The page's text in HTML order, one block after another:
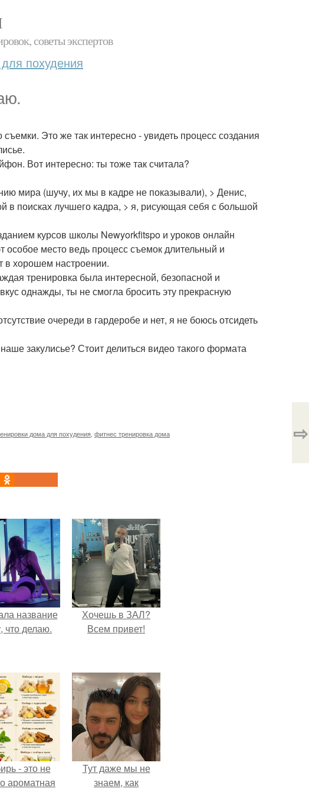
советы экспертов
похудения
Это же так интересно - увидеть процесс создания
Вот интересно: ты тоже так считала?
мира (шучу, их мы в кадре не показывали), > Денис,
в поисках лучшего кадра, > я, рисующая себя с большой
курсов школы Newyorkfitspo и уроков онлайн
место ведь процесс съемок длительный и
в хорошем настроении.
тренировка была интересной, безопасной и
однажды, ты не смогла бросить эту прекрасную
очереди в гардеробе и нет, я не боюсь отсидеть
закулисье? Стоит делиться видео такого формата
дома для похудения фитнес тренировка дома ⇨
название
что делаю.
Хочешь в ЗАЛ?
Всем привет!
- это не
ароматная
Тут даже мы не
знаем, как